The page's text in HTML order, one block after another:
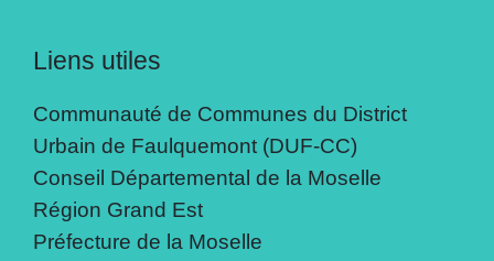
Liens utiles
Communauté de Communes du District
Urbain de Faulquemont (DUF-CC)
Conseil Départemental de la Moselle
Région Grand Est
Préfecture de la Moselle